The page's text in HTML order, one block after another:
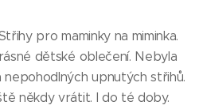
pro maminky na miminka.
dětské oblečení. Nebyla
upnutých střihů.
někdy vrátit. I do té doby.